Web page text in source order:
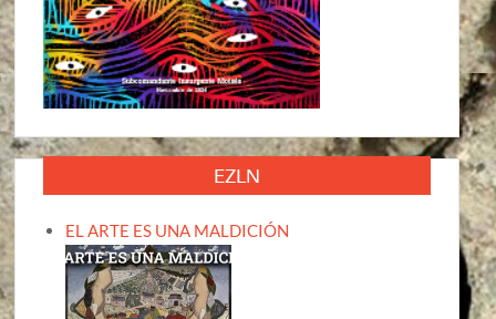
EZLN
EL ARTE ES UNA MALDICIÓN